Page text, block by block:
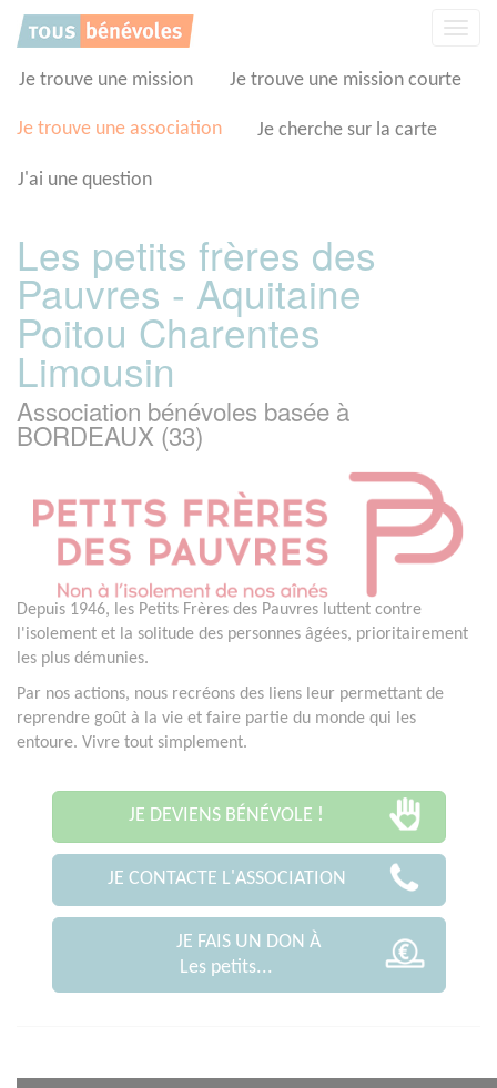
Je trouve une mission Je trouve une mission courte
Je trouve une association Je cherche sur la carte
J'ai une question
Les petits frères des
Pauvres - Aquitaine
Poitou Charentes
Limousin
Association bénévoles basée à
BORDEAUX (33)
Depuis 1946, les Petits Frères des Pauvres luttent contre
l'isolement et la solitude des personnes âgées, prioritairement
les plus démunies.
Par nos actions, nous recréons des liens leur permettant de
reprendre goût à la vie et faire partie du monde qui les
entoure. Vivre tout simplement.
JE DEVIENS BÉNÉVOLE !
JE CONTACTE L'ASSOCIATION
JE FAIS UN DON À
Les petits...
Panneau de gestion des cookies